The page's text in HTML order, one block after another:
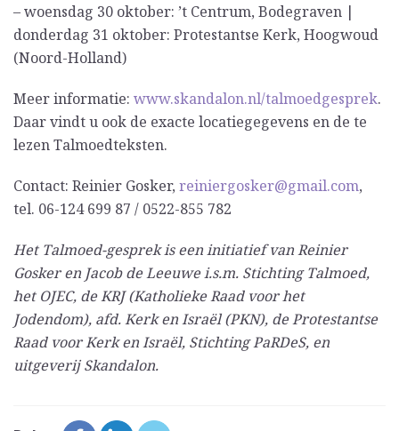
– woensdag 30 oktober: ’t Centrum, Bodegraven |
donderdag 31 oktober: Protestantse Kerk, Hoogwoud
(Noord-Holland)
Meer informatie: www.skandalon.nl/talmoedgesprek.
Daar vindt u ook de exacte locatiegegevens en de te
lezen Talmoedteksten.
Contact: Reinier Gosker, reiniergosker@gmail.com,
tel. 06-124 699 87 / 0522-855 782
Het Talmoed-gesprek is een initiatief van Reinier
Gosker en Jacob de Leeuwe i.s.m. Stichting Talmoed,
het OJEC, de KRJ (Katholieke Raad voor het
Jodendom), afd. Kerk en Israël (PKN), de Protestantse
Raad voor Kerk en Israël, Stichting PaRDeS, en
uitgeverij Skandalon.